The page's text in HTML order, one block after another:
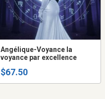
Angélique-Voyance la
voyance par excellence
$67.50